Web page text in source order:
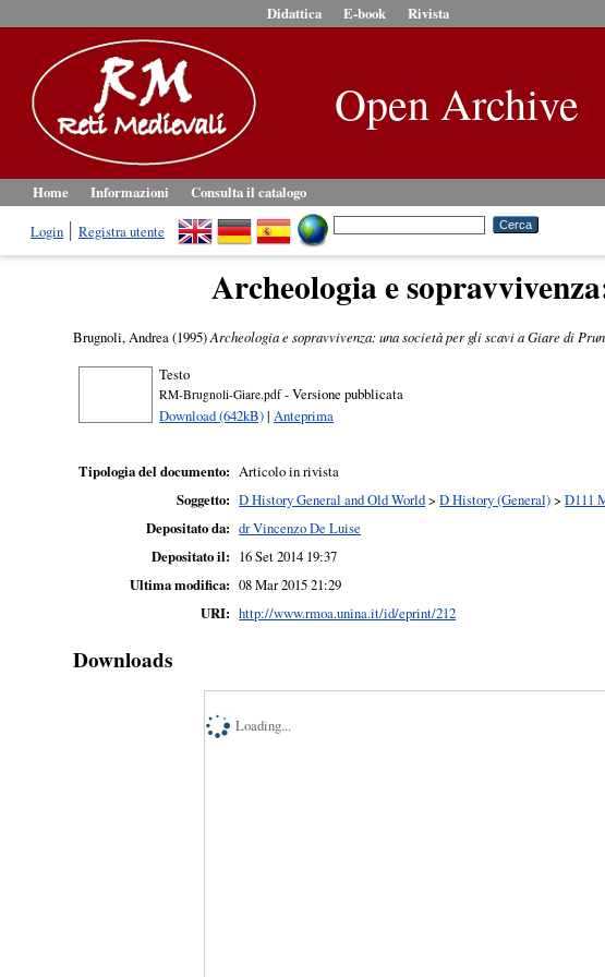
Didattica E-book Rivista
Open Archive
Home Informazioni
Consulta il catalogo
Login
Registra utente
Archeologia e
Brugnoli, Andrea(1995)Archeologia e sopravvivenza: una società per gli scavi a Giare di
Testo
RM-Brugnoli-Giare.pdf- Versione pubblicata
Download (642kB)| Anteprima
Tipologia del documento: Articolo in rivista
Soggetto: D History General and Old World>D History (General)>D111
Depositato da: dr Vincenzo De Luise
Depositato il: 16 Set 2014 19:37
Ultima modifica: 08 Mar 2015 21:29
URI: http://www.rmoa.unina.it/id/eprint/212
Downloads
Loading...